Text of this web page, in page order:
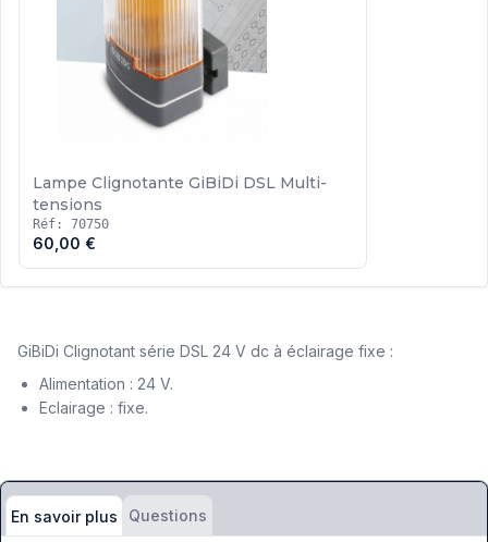
Lampe Clignotante GiBiDi DSL Multi-
tensions
Réf: 70750
60,00 €
GiBiDi Clignotant série DSL 24 V dc à éclairage fixe :
Alimentation : 24 V.
Eclairage : fixe.
En savoir plus Questions